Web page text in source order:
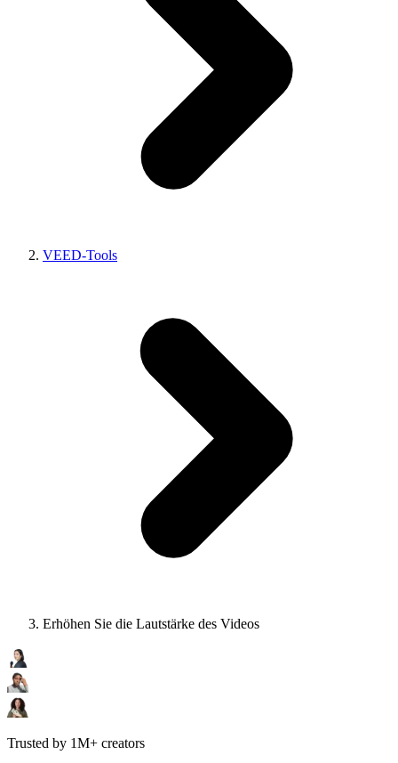
VEED-Tools
Erhöhen Sie die Lautstärke des Videos
Trusted by 1M+ creators